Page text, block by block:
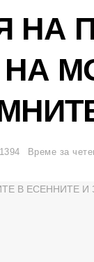
1394 Време за